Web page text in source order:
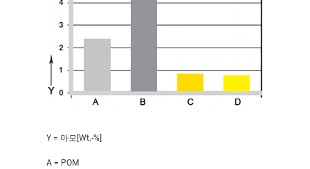
Y = 마모[Wt.-%]
A = POM